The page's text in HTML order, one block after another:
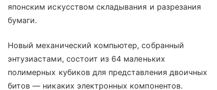
японским искусством складывания и разрезания
бумаги.
Новый механический компьютер, собранный
энтузиастами, состоит из 64 маленьких
полимерных кубиков для представления двоичных
битов — никаких электронных компонентов.